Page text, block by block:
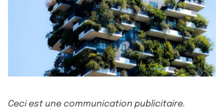
Ceci est une communication publicitaire.